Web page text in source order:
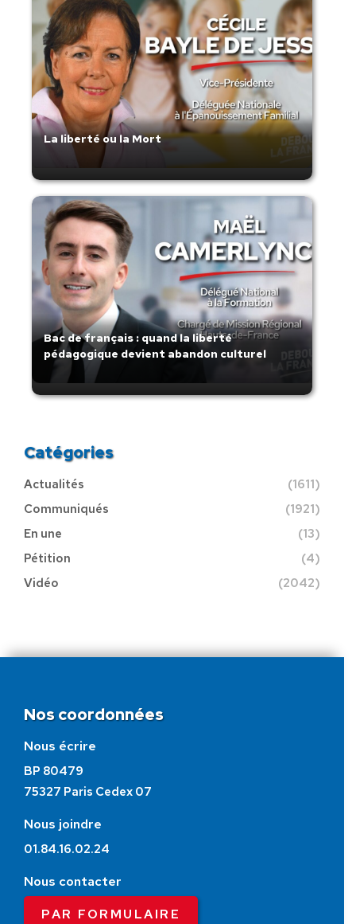
La liberté ou la Mort
Bac de français : quand la liberté
pédagogique devient abandon culturel
Catégories
Actualités
(1611)
Communiqués
(1921)
En une
(13)
Pétition
(4)
Vidéo
(2042)
Nos coordonnées
Nous écrire
BP 80479
75327 Paris Cedex 07
Nous joindre
01.84.16.02.24
Nous contacter
PAR FORMULAIRE